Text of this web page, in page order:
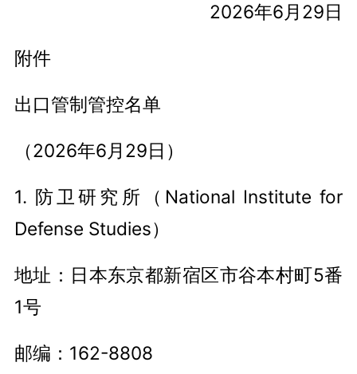
2026年6月29日
附件
出口管制管控名单
（2026年6月29日）
1. 防卫研究所（National Institute for
Defense Studies）
地址：日本东京都新宿区市谷本村町5番
1号
邮编：162-8808